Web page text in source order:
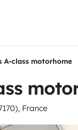
A-class motorhome
France